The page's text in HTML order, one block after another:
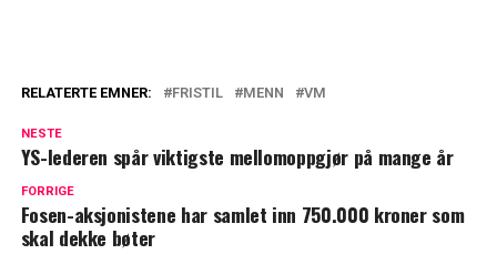
RELATERTE EMNER: FRISTIL MENN VM
NESTE
YS-lederen spår viktigste mellomoppgjør på mange år
FORRIGE
Fosen-aksjonistene har samlet inn 750.000 kroner som
skal dekke bøter